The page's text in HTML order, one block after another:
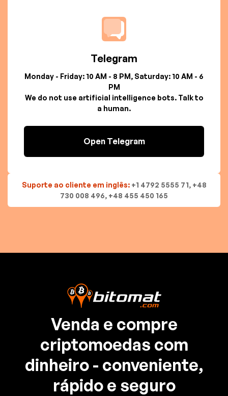
Telegram
Monday - Friday: 10 AM - 8 PM, Saturday: 10 AM - 6
PM
We do not use artificial intelligence bots. Talk to
a human.
Open Telegram
Suporte ao cliente em inglês: +1 4792 5555 71, +48
730 008 496, +48 455 450 165
Venda e compre
criptomoedas com
dinheiro - conveniente,
rápido e seguro